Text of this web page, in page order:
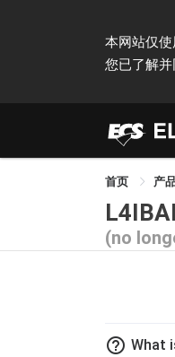
本网站仅
您已了解
首页 产
(no
help_outline What